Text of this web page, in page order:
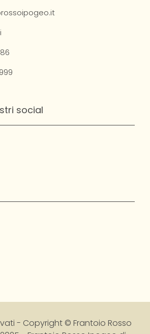
social
- Copyright © Frantoio Rosso